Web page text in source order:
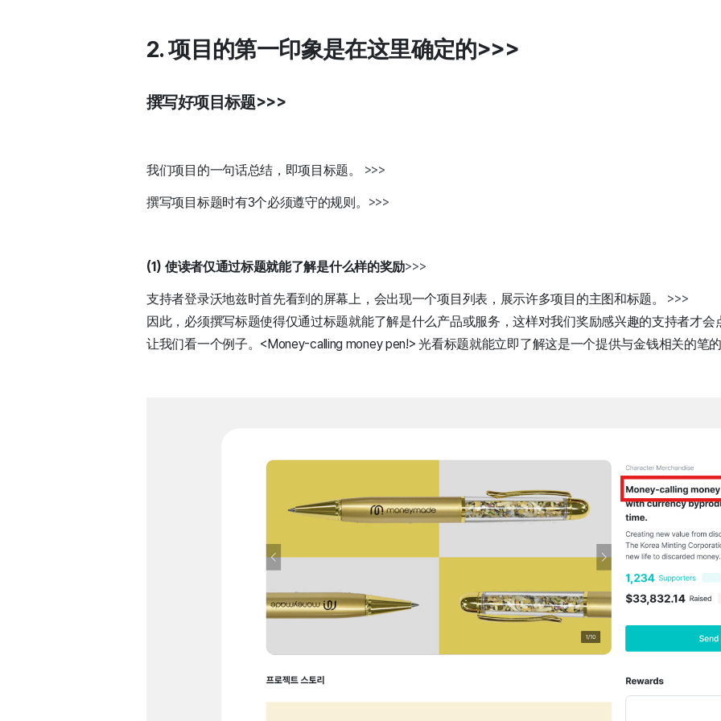
2. 项目的第一印象是在这里确定的>>>
撰写好项目标题>>>
我们项目的一句话总结，即项目标题。 >>>
撰写项目标题时有3个必须遵守的规则。 >>>
(1) 使读者仅通过标题就能了解是什么样的奖励>>>
支持者登录沃地兹时首先看到的屏幕上，会出现一个项目列表，展示许多项目的主图和标题。 >>>
因此，必须撰写标题使得仅通过标题就能了解是什么产品或服务，这样对我们奖励感兴趣的支持者才会
让我们看一个例子。<Money-calling money pen!> 光看标题就能立即了解这是一个提供与金钱相关的笔的